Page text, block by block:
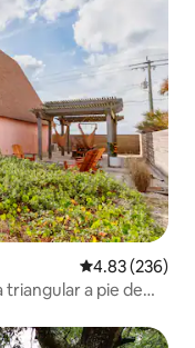
Calificación
4.83 (236)
triangular a pie de